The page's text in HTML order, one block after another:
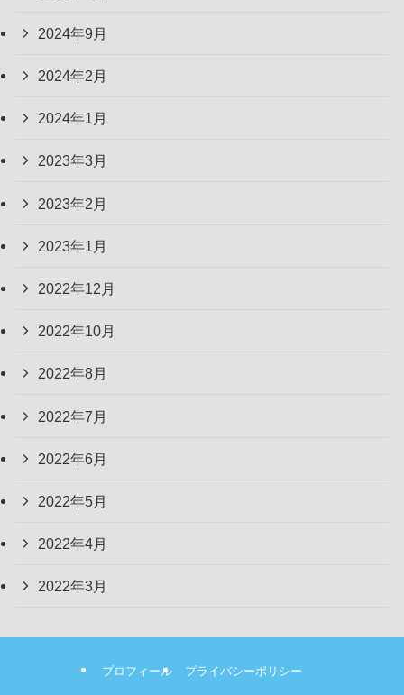
2024年9月
2024年2月
2024年1月
2023年3月
2023年2月
2023年1月
2022年12月
2022年10月
2022年8月
2022年7月
2022年6月
2022年5月
2022年4月
2022年3月
プロフィール プライバシーポリシー